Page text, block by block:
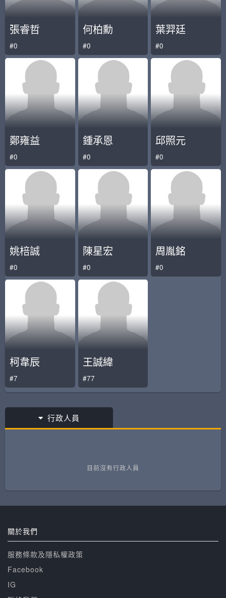
張睿哲
#0
何柏勳
#0
葉羿廷
#0
鄭雍益
#0
鍾承恩
#0
邱照元
#0
姚棓誠
#0
陳星宏
#0
周胤銘
#0
柯韋辰
#7
王誠緯
#77
行政人員
目前沒有行政人員
關於我們
服務條款及隱私權政策
Facebook
IG